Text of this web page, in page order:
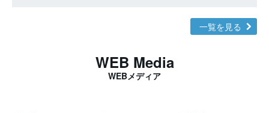
一覧を見る
WEB Media
WEBメディア